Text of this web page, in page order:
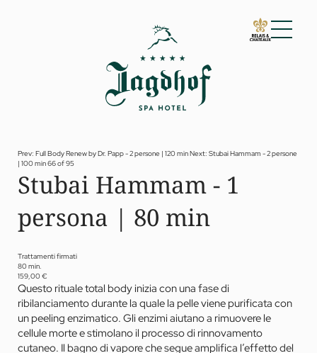
01 Lo Jagdhof
02 Camere e suite
Spa
Fitness
Private Spa Suite
Jagdhof Specials by Dr. A. Papp
Yoga
05 Offerte
06 Attività
07 Eventi
Prev: Full Body Renew by Dr. Papp - 2 persone | 120 minNext: Stubai Hammam - 2 persone
| 100 min66 of 95
Stubai Hammam - 1
persona | 80 min
Trattamenti firmati
80 min.
159,00 €
Questo rituale total body inizia con una fase di
ribilanciamento durante la quale la pelle viene purificata con
un peeling enzimatico. Gli enzimi aiutano a rimuovere le
cellule morte e stimolano il processo di rinnovamento
cutaneo. Il bagno di vapore che segue amplifica l’effetto del